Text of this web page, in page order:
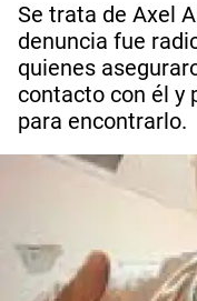
Se trata de Axel
denuncia fue
quienes
contacto con él y
para encontrarlo.